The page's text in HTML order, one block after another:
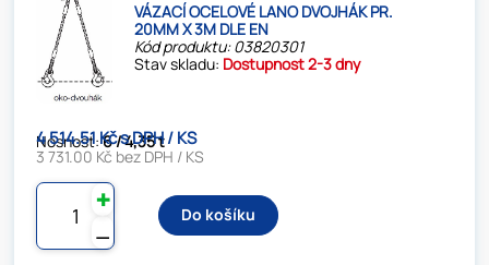
VÁZACÍ OCELOVÉ LANO DVOJHÁK PR.
20MM X 3M DLE EN
Kód produktu: 03820301
Stav skladu: Dostupnost 2-3 dny
Nosnost:6 / 4,35 t
4 514.51 Kč s DPH / KS
3 731.00 Kč bez DPH / KS
⚊
✚
Do košíku